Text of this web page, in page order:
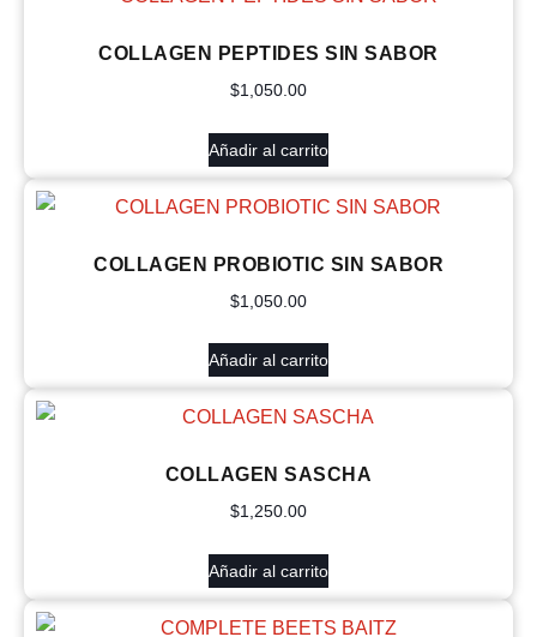
COLLAGEN PEPTIDES SIN SABOR
$1,050.00
Añadir al carrito
COLLAGEN PROBIOTIC SIN SABOR
$1,050.00
Añadir al carrito
COLLAGEN SASCHA
$1,250.00
Añadir al carrito